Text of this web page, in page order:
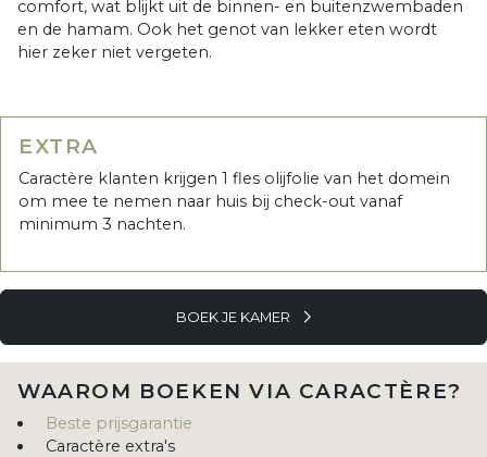
comfort, wat blijkt uit de binnen- en buitenzwembaden
en de hamam. Ook het genot van lekker eten wordt
hier zeker niet vergeten.
EXTRA
Caractère klanten krijgen 1 fles olijfolie van het domein
om mee te nemen naar huis bij check-out vanaf
minimum 3 nachten.
BOEK JE KAMER
WAAROM BOEKEN VIA CARACTÈRE?
Beste prijsgarantie
Caractère extra's